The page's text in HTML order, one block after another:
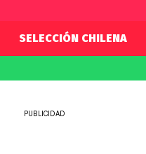
SELECCIÓN CHILENA
PUBLICIDAD